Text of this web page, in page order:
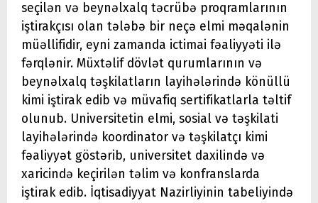
seçilən və beynəlxalq təcrübə proqramlarının
iştirakçısı olan tələbə bir neçə elmi məqalənin
müəllifidir, eyni zamanda ictimai fəaliyyəti ilə
fərqlənir. Müxtəlif dövlət qurumlarının və
beynəlxalq təşkilatların layihələrində könüllü
kimi iştirak edib və müvafiq sertifikatlarla təltif
olunub. Universitetin elmi, sosial və təşkilati
layihələrində koordinator və təşkilatçı kimi
fəaliyyət göstərib, universitet daxilində və
xaricində keçirilən təlim və konfranslarda
iştirak edib. İqtisadiyyat Nazirliyinin tabeliyində